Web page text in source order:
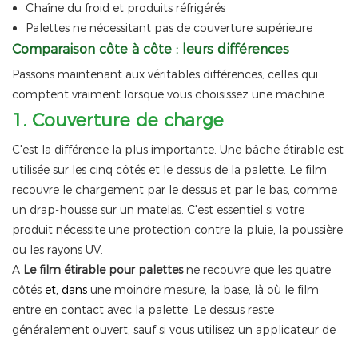
Chaîne du froid et produits réfrigérés
Palettes ne nécessitant pas de couverture supérieure
Comparaison côte à côte : leurs différences
Passons maintenant aux véritables différences, celles qui
comptent vraiment lorsque vous choisissez une machine.
1. Couverture de charge
C'est la différence la plus importante. Une bâche étirable est
utilisée sur les cinq côtés et le dessus de la palette. Le film
recouvre le chargement par le dessus et par le bas, comme
un drap-housse sur un matelas. C'est essentiel si votre
produit nécessite une protection contre la pluie, la poussière
ou les rayons UV.
A Le film étirable pour palettes ne recouvre que les quatre
côtés et, dans une moindre mesure, la base, là où le film
entre en contact avec la palette. Le dessus reste
généralement ouvert, sauf si vous utilisez un applicateur de